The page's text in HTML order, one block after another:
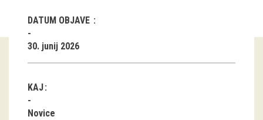
Virtualni sprehodi
Razstavni projekti
Arhiv razstav
DATUM OBJAVE
30. junij 2026
KAJ
Novice